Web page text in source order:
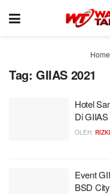
Home
Tag: GIIAS 2021
Hotel
Di GIIAS
OLEH: RIZKI
Event
BSD